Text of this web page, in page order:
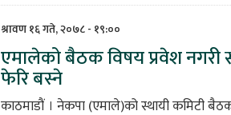
श्रावण १६ गते, २०७८ - १९:००
एमालेको बैठक विषय प्रवेश नगरी
फेरि बस्ने
काठमाडौं । नेकपा (एमाले)को स्थायी कमिटी